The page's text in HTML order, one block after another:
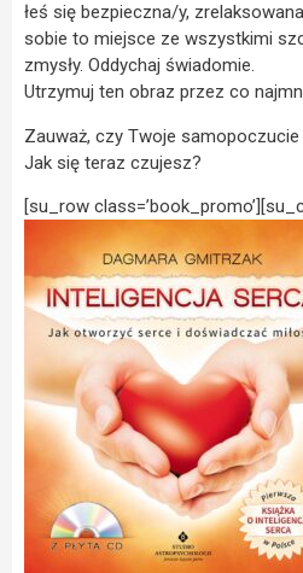
łeś się bezpieczna/y,
sobie to miejsce ze wszystkimi
zmysły. Oddychaj świadomie.
Utrzymuj ten obraz przez co
Zauważ, czy Twoje samopoczucie
Jak się teraz czujesz?
[su_row